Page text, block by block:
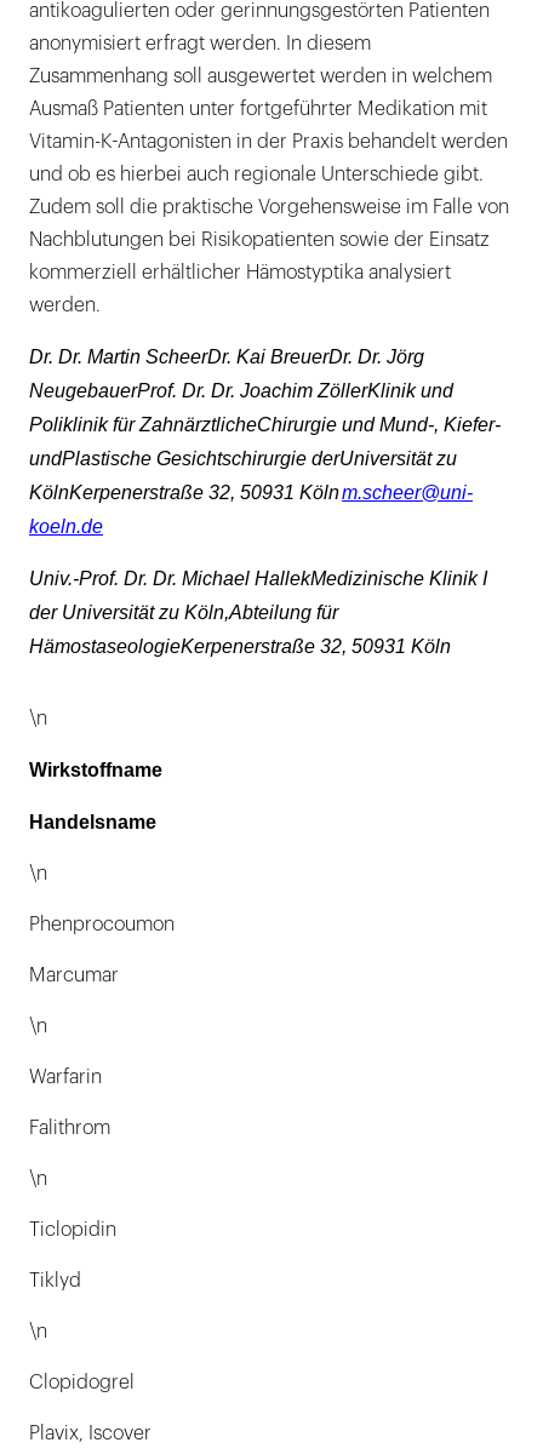
antikoagulierten oder gerinnungsgestörten Patienten
anonymisiert erfragt werden. In diesem
Zusammenhang soll ausgewertet werden in welchem
Ausmaß Patienten unter fortgeführter Medikation mit
Vitamin-K-Antagonisten in der Praxis behandelt werden
und ob es hierbei auch regionale Unterschiede gibt.
Zudem soll die praktische Vorgehensweise im Falle von
Nachblutungen bei Risikopatienten sowie der Einsatz
kommerziell erhältlicher Hämostyptika analysiert
werden.
Dr. Dr. Martin ScheerDr. Kai BreuerDr. Dr. Jörg
NeugebauerProf. Dr. Dr. Joachim ZöllerKlinik und
Poliklinik für ZahnärztlicheChirurgie und Mund-, Kiefer-
undPlastische Gesichtschirurgie derUniversität zu
KölnKerpenerstraße 32, 50931 Kölnm.scheer@uni-
koeln.de
Univ.-Prof. Dr. Dr. Michael HallekMedizinische Klinik I
der Universität zu Köln,Abteilung für
HämostaseologieKerpenerstraße 32, 50931 Köln
\n
Wirkstoffname
Handelsname
\n
Phenprocoumon
Marcumar
\n
Warfarin
Falithrom
\n
Ticlopidin
Tiklyd
\n
Clopidogrel
Plavix, Iscover